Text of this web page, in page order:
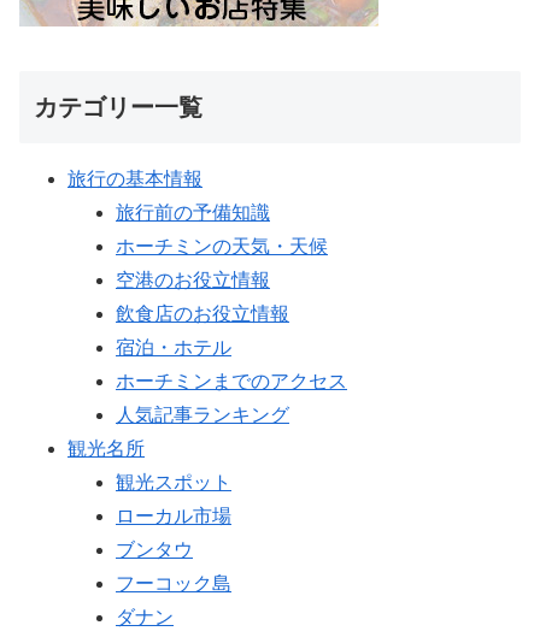
カテゴリー一覧
旅行の基本情報
旅行前の予備知識
ホーチミンの天気・天候
空港のお役立情報
飲食店のお役立情報
宿泊・ホテル
ホーチミンまでのアクセス
人気記事ランキング
観光名所
観光スポット
ローカル市場
ブンタウ
フーコック島
ダナン